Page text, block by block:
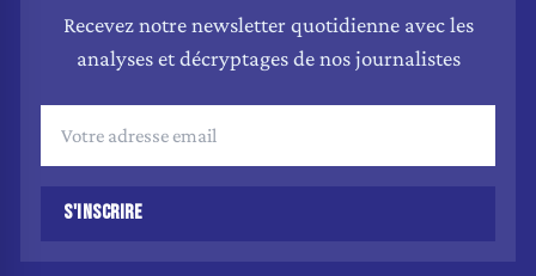
Recevez notre newsletter quotidienne avec les
analyses et décryptages de nos journalistes
S'INSCRIRE